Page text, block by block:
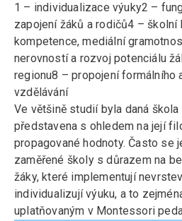
1 – individualizace výuky2 –
zapojení žáků a rodičů4 – školní
kompetence, mediální
nerovností a rozvoj potenciálu
regionu8 – propojení formálního
vzdělávání
Ve většině studií byla daná
představena s ohledem na její
propagované hodnoty. Často se
zaměřené školy s důrazem na
žáky, které implementují
individualizují výuku, a to
uplatňovaným v Montessori